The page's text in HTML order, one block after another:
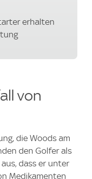
erhalten
von
die Woods am
den Golfer als
dass er unter
Medikamenten